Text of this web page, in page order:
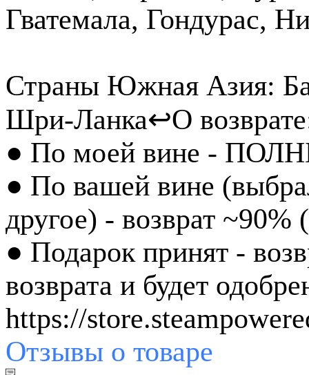
Гватемала, Гондурас,
Страны Южная Азия:
Шри-Ланка↩️О
● По моей вине -
● По вашей вине
другое) - возврат ~90%
● Подарок принят -
возврата и будет
https://
Отзывы о товаре